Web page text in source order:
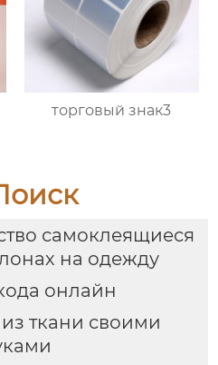
торговый знак3
самоклеящиеся
на одежду
онлайн
ткани своими